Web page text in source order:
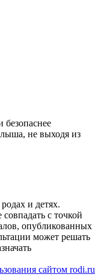
безопаснее
не выходя из
и детях.
с точкой
опубликованных
может решать
сайтом rodi.ru